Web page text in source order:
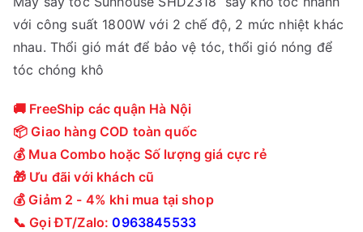
với công suất 1800W với 2 chế độ, 2 mức nhiệt khác
nhau. Thổi gió mát để bảo vệ tóc, thổi gió nóng để
tóc chóng khô
🚚 FreeShip các quận Hà Nội
📦 Giao hàng COD toàn quốc
💰 Mua Combo hoặc Số lượng giá cực rẻ
🎁 Ưu đãi với khách cũ
💰 Giảm 2 - 4% khi mua tại shop
📞 Gọi ĐT/Zalo:0963845533